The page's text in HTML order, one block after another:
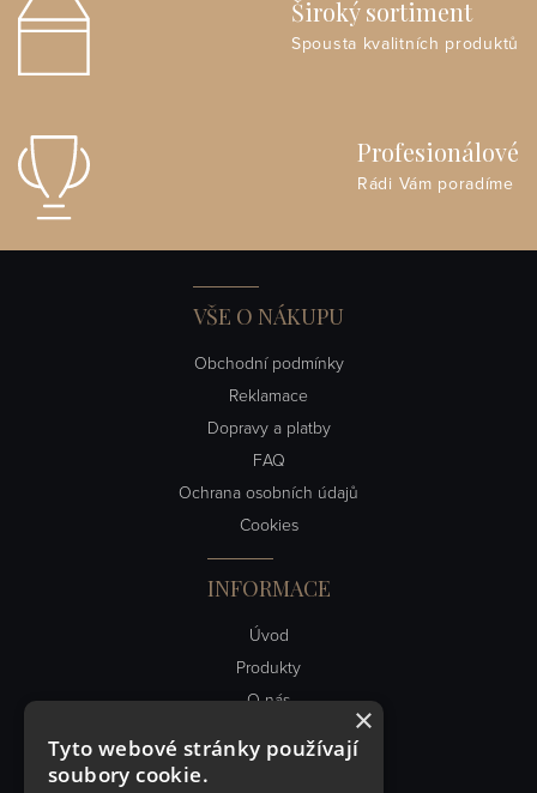
Široký sortiment
Spousta kvalitních produktů
Profesionálové
Rádi Vám poradíme
VŠE O NÁKUPU
Obchodní podmínky
Reklamace
Dopravy a platby
FAQ
Ochrana osobních údajů
Cookies
INFORMACE
Úvod
Produkty
O nás
Kontakt
×
Tyto webové stránky používají
soubory cookie.